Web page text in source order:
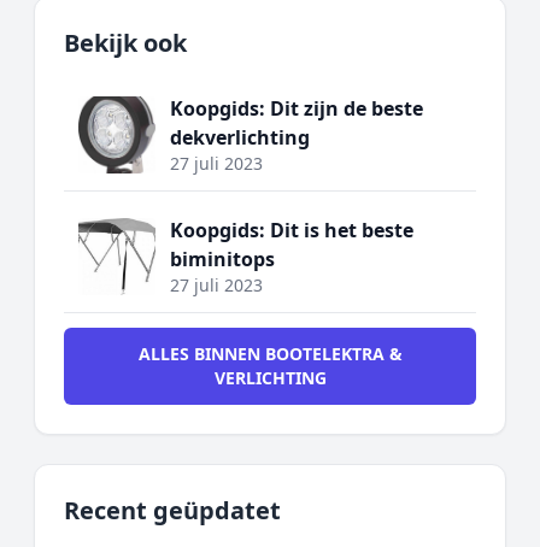
Bekijk ook
Koopgids: Dit zijn de beste
dekverlichting
27 juli 2023
Koopgids: Dit is het beste
biminitops
27 juli 2023
ALLES BINNEN BOOTELEKTRA &
VERLICHTING
Recent geüpdatet